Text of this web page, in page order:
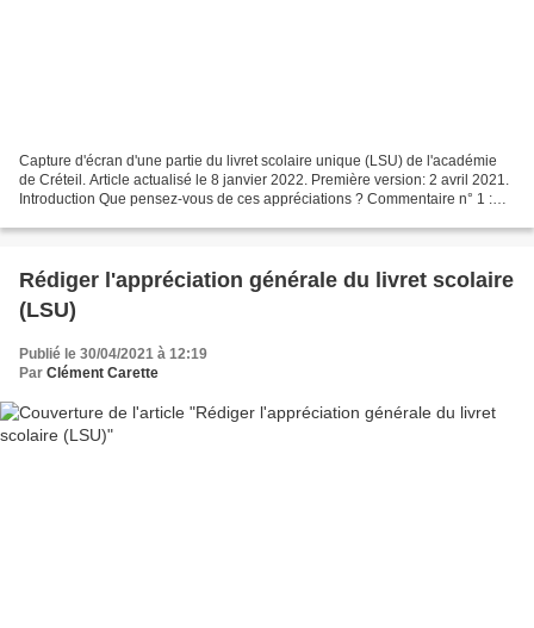
Capture d'écran d'une partie du livret scolaire unique (LSU) de l'académie
de Créteil. Article actualisé le 8 janvier 2022. Première version: 2 avril 2021.
Introduction Que pensez-vous de ces appréciations ? Commentaire n° 1 :
Rédiger l'appréciation générale du livret scolaire
(LSU)
Publié le 30/04/2021 à 12:19
Par Clément Carette